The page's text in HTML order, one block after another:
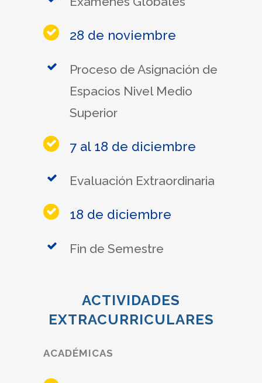
28 de noviembre
Proceso de Asignación de
Espacios Nivel Medio
Superior
7 al 18 de diciembre
Evaluación Extraordinaria
18 de diciembre
Fin de Semestre
ACTIVIDADES
EXTRACURRICULARES
ACADÉMICAS